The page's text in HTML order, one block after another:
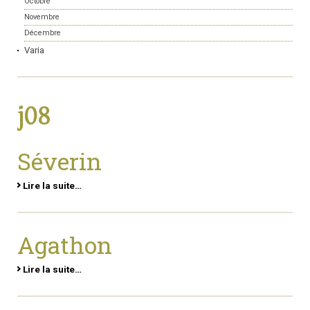
Novembre
Décembre
Varia
j08
Séverin
Lire la suite…
Agathon
Lire la suite…